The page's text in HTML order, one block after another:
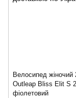
Велосипед жіночий
Outleap Bliss Elit S
фіолетовий